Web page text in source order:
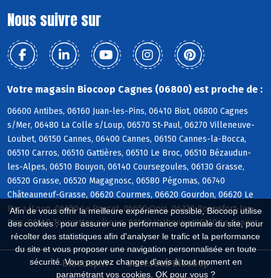
Afin de vous offrir la meilleure expérience possible, Biocoop utilise
des cookies : pour assurer une performance optimale du site, pour
récolter des statistiques afin d'analyser le trafic et la performance
du site et vous proposer une navigation personnalisée en toute
sécurité. Vous pouvez changer d'avis à tout moment en
paramétrant vos cookies. OK pour vous ?
Nous suivre sur
Votre magasin Biocoop Cagnes (06800) est proche de :
06600 Antibes, 06160 Juan-les-Pins, 06410 Biot, 06800 Cagnes
s/Mer, 06480 La Colle s/Loup, 06570 St-Paul, 06270 Villeneuve-
Loubet, 06150 Cannes, 06400 Cannes, 06150 Cannes-la-Bocca,
06510 Carros, 06510 Gattières, 06510 Le Broc, 06510 Bézaudun-
les-Alpes, 06510 Bouyon, 06140 Coursegoules, 06130 Grasse,
06520 Grasse, 06520 Magagnosc, 06580 Pégomas, 06740
Châteauneuf-Grasse, 06620 Courmes, 06620 Gourdon, 06620 Le
Bar s/Loup, 06650 Le Rouret, 06650 Opio, 06330 Roquefort-les-
Pins, 06140 Tourrettes s/Loup, 06560 Valbonne, 06110 Le Cannet
Biocoop.fr
Le réseau Biocoop